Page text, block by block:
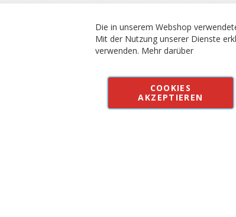
Vertrag widerrufen Kontakt
Alle Preise inkl. MWSt. in EUR,
Die in unserem Webshop
Mit der Nutzung unserer Dienste
verwenden. Mehr darüber
COOKIES
AKZEPTIEREN